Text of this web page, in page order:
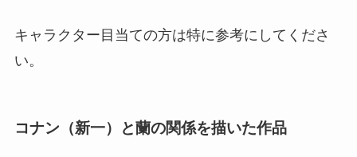
キャラクター目当ての方は特に参考にしてくださ
い。
コナン（新一）と蘭の関係を描いた作品